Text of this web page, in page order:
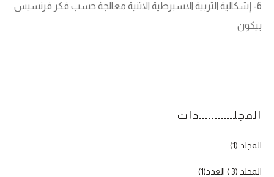
المجلـــــــــــدات
المجلد (1)
المجلد (3 ) العدد(1)
6- إشكالية التربية الاسبرطية الاثنية معالجة حسب فكر فرنسيس
بيكون